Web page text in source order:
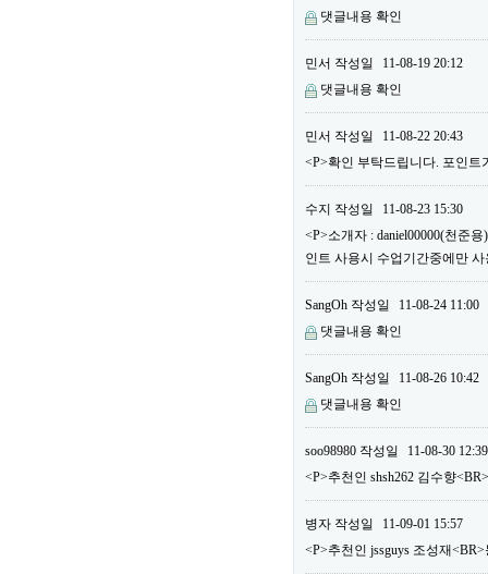
댓글내용 확인
민서 작성일
11-08-19 20:12
댓글내용 확인
민서 작성일
11-08-22 20:43
<P>확인 부탁드립니다. 포인트
수지 작성일
11-08-23 15:30
<P>소개자 : daniel00000(천준
인트 사용시 수업기간중에만
SangOh 작성일
11-08-24 11:00
댓글내용 확인
SangOh 작성일
11-08-26 10:42
댓글내용 확인
soo98980 작성일
11-08-30 12:39
<P>추천인 shsh262 김수향
병자 작성일
11-09-01 15:57
<P>추천인 jssguys 조성재